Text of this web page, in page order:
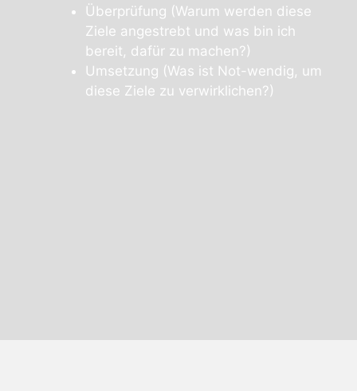
Überprüfung (Warum werden diese
Ziele angestrebt und was bin ich
bereit, dafür zu machen?)
Umsetzung (Was ist Not-wendig, um
diese Ziele zu verwirklichen?)